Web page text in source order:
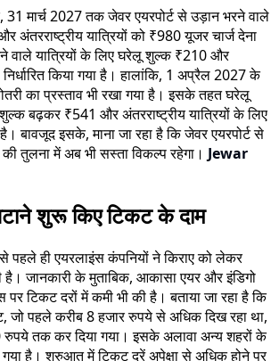
मार्च 2027 तक जेवर एयरपोर्ट से उड़ान भरने वाले
अंतरराष्ट्रीय यात्रियों को ₹980 यूजर चार्ज देना
वाले यात्रियों के लिए घरेलू शुल्क ₹210 और
किया गया है। हालांकि, 1 अप्रैल 2027 के
का प्रस्ताव भी रखा गया है। इसके तहत घरेलू
बढ़कर ₹541 और अंतरराष्ट्रीय यात्रियों के लिए
इसके, माना जा रहा है कि जेवर एयरपोर्ट से
की तुलना में अब भी सस्ता विकल्प रहेगा। Jewar
शुरू किए टिकट के दाम
पहले ही एयरलाइंस कंपनियों ने किराए को लेकर
है। जानकारी के मुताबिक, आकासा एयर और इंडिगो
टिकट दरों में कमी भी की है। बताया जा रहा है कि
जो पहले करीब 8 हजार रुपये से अधिक दिख रहा था,
तक कर दिया गया। इसके अलावा अन्य शहरों के
गया है। शुरुआत में टिकट दरें अपेक्षा से अधिक होने पर